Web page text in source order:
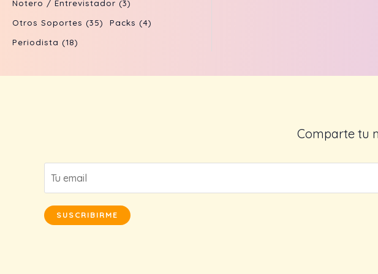
Notero / Entrevistador (3)
Otros Soportes (35) Packs (4)
Periodista (18)
Comparte tu
SUSCRIBIRME